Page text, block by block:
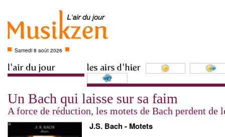
Samedi 8 août 2026
Un Bach qui laisse sur sa faim
A force de réduction, les motets de Bach perdent de
J.S. Bach - Motets